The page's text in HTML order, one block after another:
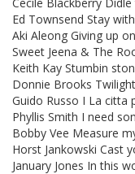
Ed Townsend Stay
Aki Aleong Giving up
Sweet Jeena & The
Keith Kay Stumbin
Donnie Brooks
Guido Russo I La citta
Phyllis Smith I need
Bobby Vee Measure
Horst Jankowski Cast
January Jones In this